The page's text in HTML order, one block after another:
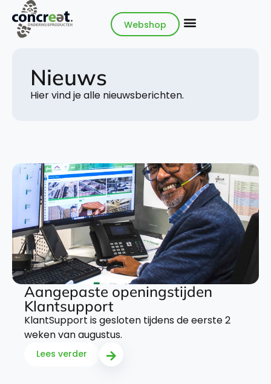
Webshop
Nieuws
Hier vind je alle nieuwsberichten.
Aangepaste openingstijden
Klantsupport
KlantSupport is gesloten tijdens de eerste 2
weken van augustus.
Lees verder